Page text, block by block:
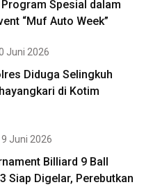
Spesial dalam
“Muf Auto Week”
Juni 2026
Diduga Selingkuh
di Kotim
Juni 2026
Billiard 9 Ball
Siap Digelar, Perebutkan